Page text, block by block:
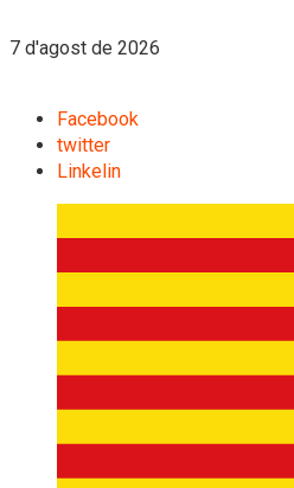
7 d'agost de 2026
Facebook
twitter
Linkelin